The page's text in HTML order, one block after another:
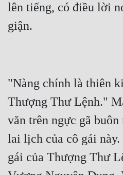
lên tiếng, có điều lời
"Nàng chính là thiên
Thượng Thư Lệnh."
văn trên ngực gã
lai lịch của cô gái
gái của Thượng Thư